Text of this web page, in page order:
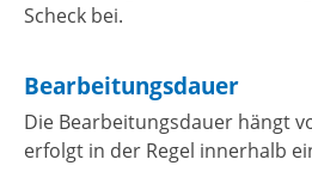
Scheck bei.
Bearbeitungsdauer
Die Bearbeitungsdauer hängt
erfolgt in der Regel innerhalb